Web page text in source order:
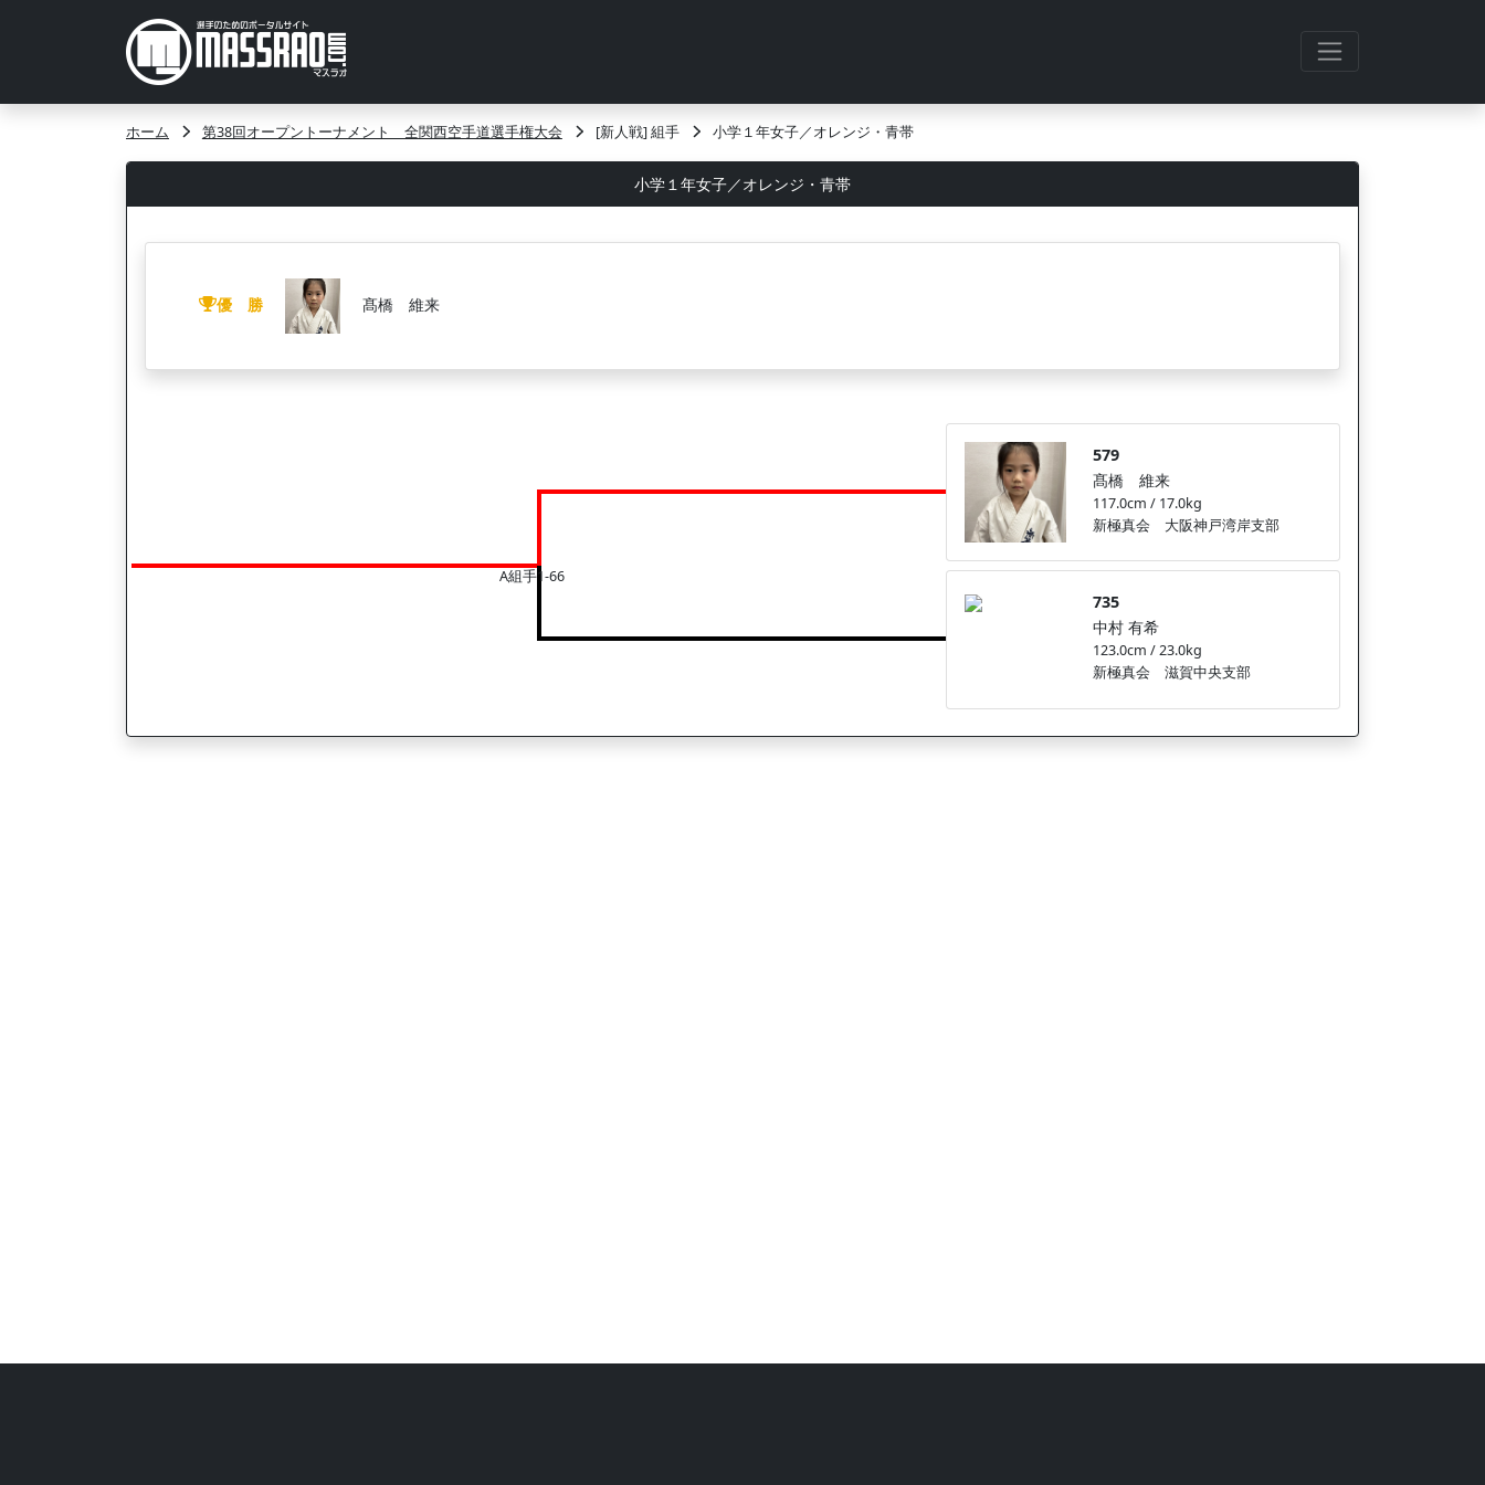
ホーム 第38回オープントーナメント 全関西空手道選手権大会 [新人戦] 組手 小学１年女子／オレンジ・青帯
小学１年女子／オレンジ・青帯
優 勝 髙橋 維来
A組手1-66
579
髙橋 維来
117.0cm / 17.0kg
新極真会 大阪神戸湾岸支部
735
中村 有希
123.0cm / 23.0kg
新極真会 滋賀中央支部